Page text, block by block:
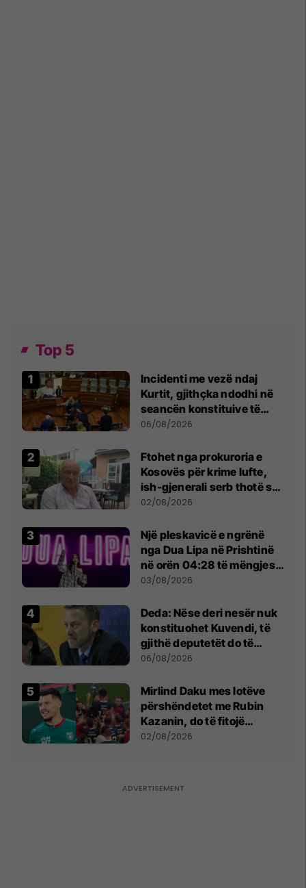
Top 5
Incidenti me vezë ndaj
Kurtit, gjithçka ndodhi në
seancën konstituive të
Kuvendit
06/08/2026
Ftohet nga prokuroria e
Kosovës për krime lufte,
ish-gjenerali serb thotë se
dikush e tradhtoi në
02/08/2026
Një pleskavicë e ngrënë
nga Dua Lipa në Prishtinë
në orën 04:28 të mëngjesit
- dhe bota digjitale serbe
03/08/2026
Deda: Nëse deri nesër nuk
konstituohet Kuvendi, të
gjithë deputetët do të
bëjnë shkelje të rëndë
06/08/2026
Mirlind Daku mes lotëve
përshëndetet me Rubin
Kazanin, do të fitojë
miliona te Spartak Moska
02/08/2026